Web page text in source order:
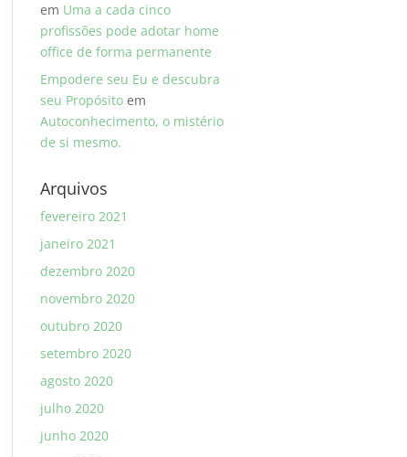
em Uma a cada cinco
profissões pode adotar home
office de forma permanente
Empodere seu Eu e descubra
seu Propósito em
Autoconhecimento, o mistério
de si mesmo.
Arquivos
fevereiro 2021
janeiro 2021
dezembro 2020
novembro 2020
outubro 2020
setembro 2020
agosto 2020
julho 2020
junho 2020